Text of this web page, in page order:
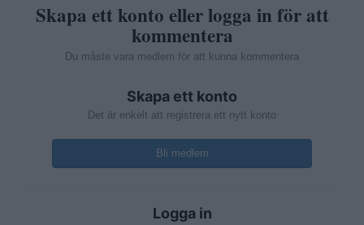
Skapa ett konto eller logga in för att
kommentera
Du måste vara medlem för att kunna kommentera
Skapa ett konto
Det är enkelt att registrera ett nytt konto
Bli medlem
Logga in